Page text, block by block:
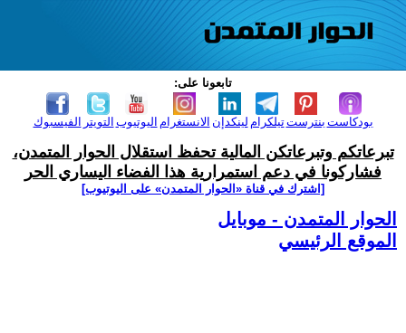
تابعونا على:
الفيسبوك التويتر اليوتيوب الانستغرام لينكدإن تيلكرامبنترست بودكاست
تبرعاتكم وتبرعاتكن المالية تحفظ استقلال الحوار المتمدن،
فشاركونا في دعم استمرارية هذا الفضاء اليساري الحر
[اشترك في قناة ‫«الحوار المتمدن» على اليوتيوب]
الحوار المتمدن - موبايل
الموقع الرئيسي